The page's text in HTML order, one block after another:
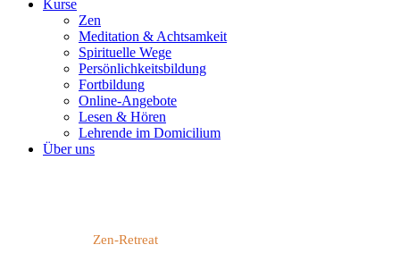
Kurse
Zen
Meditation & Achtsamkeit
Spirituelle Wege
Persönlichkeitsbildung
Fortbildung
Online-Angebote
Lesen & Hören
Lehrende im Domicilium
Über uns
Zen-Retreat